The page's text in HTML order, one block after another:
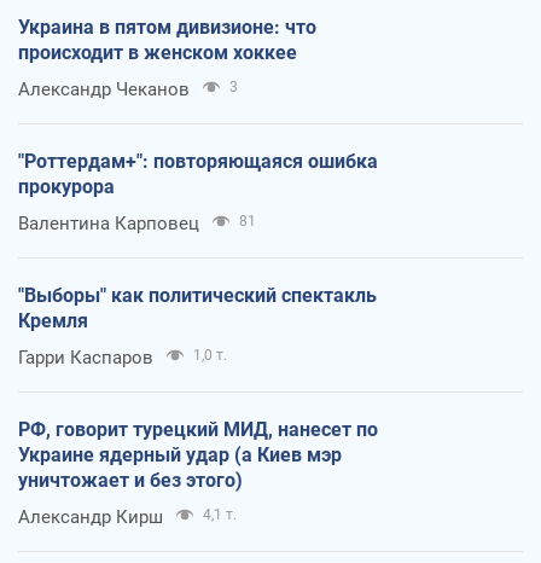
Украина в пятом дивизионе: что
происходит в женском хоккее
Александр Чеканов 3
"Роттердам+": повторяющаяся ошибка
прокурора
Валентина Карповец 81
"Выборы" как политический спектакль
Кремля
Гарри Каспаров 1,0 т.
РФ, говорит турецкий МИД, нанесет по
Украине ядерный удар (а Киев мэр
уничтожает и без этого)
Александр Кирш 4,1 т.